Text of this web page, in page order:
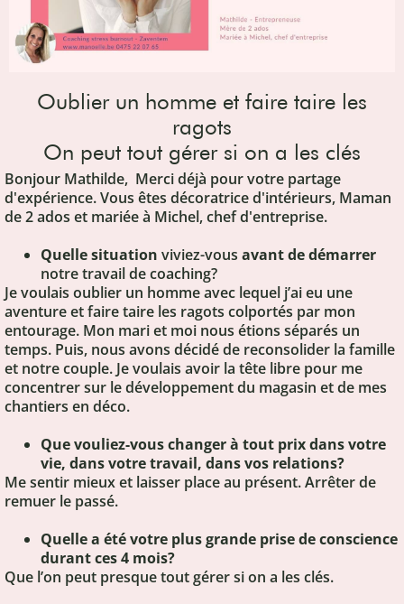
Oublier un homme et faire taire les
ragots
On peut tout gérer si on a les clés
Bonjour Mathilde, Merci déjà pour votre partage
d'expérience. Vous êtes décoratrice d'intérieurs, Maman
de 2 ados et mariée à Michel, chef d'entreprise.
Quelle situation viviez-vous avant de démarrer
notre travail de coaching?
Je voulais oublier un homme avec lequel j’ai eu une
aventure et faire taire les ragots colportés par mon
entourage. Mon mari et moi nous étions séparés un
temps. Puis, nous avons décidé de reconsolider la famille
et notre couple. Je voulais avoir la tête libre pour me
concentrer sur le développement du magasin et de mes
chantiers en déco.
Que vouliez-vous changer à tout prix dans votre
vie, dans votre travail, dans vos relations?
Me sentir mieux et laisser place au présent. Arrêter de
remuer le passé.
Quelle a été votre plus grande prise de conscience
durant ces 4 mois?
Que l’on peut presque tout gérer si on a les clés.